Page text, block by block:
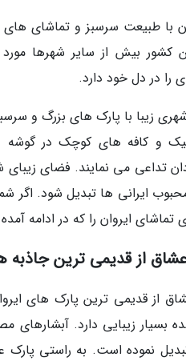
با طبیعت سرسبز و تماشای های
کشور بیش از سایر شهرها
را در دل خود دارد.
شهری زیبا با پارک های بزرگ و
و کافه های کوچک در گوشه
تداعی می نمایند. فضای
ایرانی ها تبدیل شود. اگر
تماشای ایروان را که در ادامه
از قدیمی ترین جاذبه
از قدیمی ترین پارک های
بسیار زیبایی دارد. آبشارهای
نموده است. به راستی پارک